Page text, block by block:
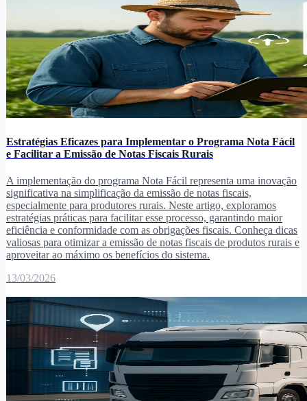
Estratégias Eficazes para Implementar o Programa Nota Fácil
e Facilitar a Emissão de Notas Fiscais Rurais
A implementação do programa Nota Fácil representa uma inovação
significativa na simplificação da emissão de notas fiscais,
especialmente para produtores rurais. Neste artigo, exploramos
estratégias práticas para facilitar esse processo, garantindo maior
eficiência e conformidade com as obrigações fiscais. Conheça dicas
valiosas para otimizar a emissão de notas fiscais de produtos rurais e
aproveitar ao máximo os benefícios do sistema.
13/03/2026